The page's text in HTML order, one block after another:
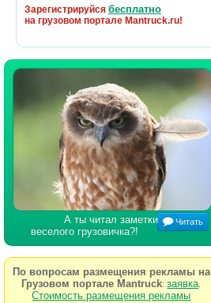
Зарегистрируйся бесплатно
на грузовом портале Mantruck.ru!
А ты читал заметки
веселого грузовичка?!
Читать
По вопросам размещения рекламы на
Грузовом портале Mantruck:заявка
Стоимость размещения рекламы